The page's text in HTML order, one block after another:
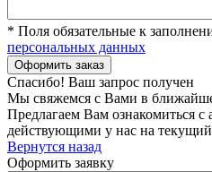
* Поля обязательные к
персональных данных
Спасибо! Ваш запрос получен
Мы свяжемся с Вами в
Предлагаем Вам ознакомиться
действующими у нас на
Вернутся назад
Оформить заявку